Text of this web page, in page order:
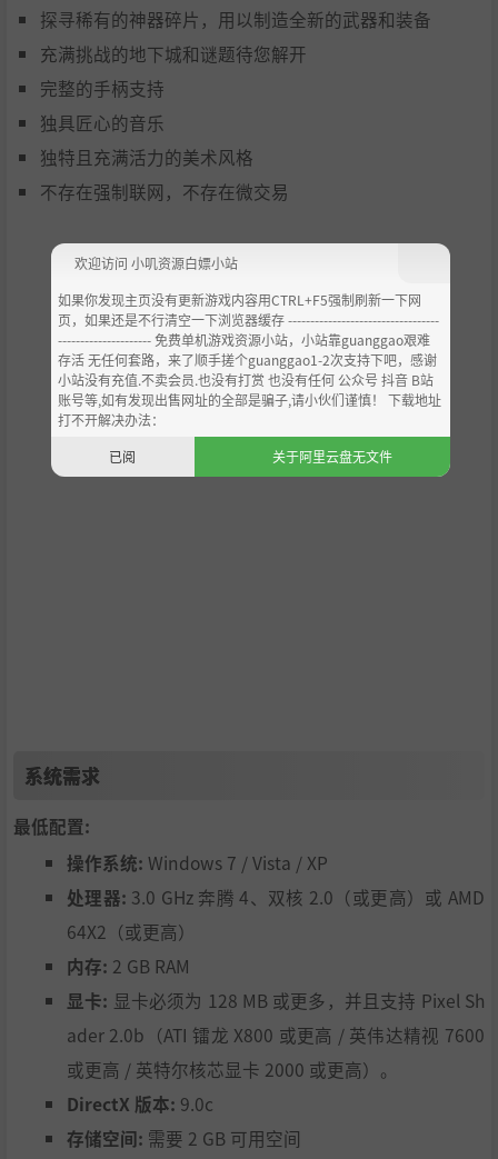
探寻稀有的神器碎片，用以制造全新的武器和装备
充满挑战的地下城和谜题待您解开
完整的手柄支持
独具匠心的音乐
独特且充满活力的美术风格
不存在强制联网，不存在微交易
系统需求
最低配置:
操作系统: Windows 7 / Vista / XP
处理器: 3.0 GHz 奔腾 4、双核 2.0（或更高）或 AMD
64X2（或更高）
内存: 2 GB RAM
显卡: 显卡必须为 128 MB 或更多，并且支持 Pixel Sh
ader 2.0b（ATI 镭龙 X800 或更高 / 英伟达精视 7600
或更高 / 英特尔核芯显卡 2000 或更高）。
DirectX 版本: 9.0c
存储空间: 需要 2 GB 可用空间
欢迎访问 小叽资源白嫖小站
如果你发现主页没有更新游戏内容用CTRL+F5强制刷新一下网
页，如果还是不行清空一下浏览器缓存 ----------------------------------
--------------------- 免费单机游戏资源小站，小站靠guanggao艰难
存活 无任何套路，来了顺手搓个guanggao1-2次支持下吧，感谢
小站没有充值.不卖会员.也没有打赏 也没有任何 公众号 抖音 B站
账号等,如有发现出售网址的全部是骗子,请小伙们谨慎！ 下载地址
打不开解决办法：
已阅
关于阿里云盘无文件